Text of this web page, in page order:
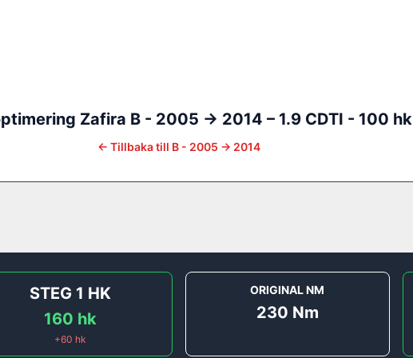
Zafira B - 2005 -> 2014 – 1.9 CDTI - 100 hk
← Tillbaka till B - 2005 -> 2014
STEG 1 HK
160 hk
+60 hk
ORIGINAL NM
230 Nm